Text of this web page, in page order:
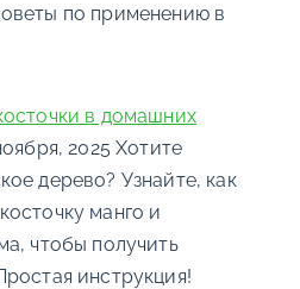
по применению в
в домашних
2025 Хотите
дерево? Узнайте, как
манго и
чтобы получить
инструкция!